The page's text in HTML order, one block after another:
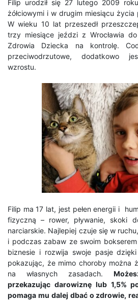
Filip urodził się 27 lutego 2009
żółciowymi i w drugim miesiącu życia
W wieku 10 lat przeszedł
trzy miesiące jeździ z Wrocławia
Zdrowia Dziecka na kontrolę.
przeciwodrzutowe, dodatkowo
wzrostu.
Filip ma 17 lat, jest pełen energii i
fizyczną – rower, pływanie, skoki
narciarskie. Najlepiej czuje się w
i podczas zabaw ze swoim
biznesie i rozwija swoje pasje
pokazując, że mimo choroby można
na własnych zasadach.
przekazując darowiznę lub 1,5%
pomaga mu dalej dbać o zdrowie,